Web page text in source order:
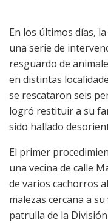
En los últimos días,
una serie de
resguardo de
en distintas
se rescataron seis
logró restituir a su
sido hallado
El primer
una vecina de calle
de varios cachorros
malezas cercana a
patrulla de la